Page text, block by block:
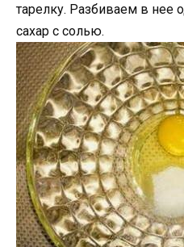
тарелку. Разбиваем в нее
сахар с солью.